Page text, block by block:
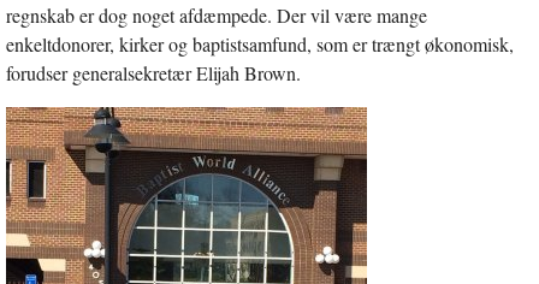
regnskab er dog noget afdæmpede. Der vil være mange
enkeltdonorer, kirker og baptistsamfund, som er trængt økonomisk,
forudser generalsekretær Elijah Brown.